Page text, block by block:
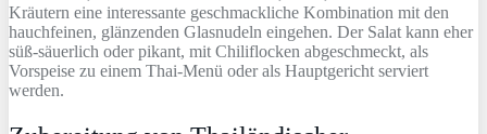
Kräutern eine interessante geschmackliche Kombination mit den
hauchfeinen, glänzenden Glasnudeln eingehen. Der Salat kann eher
süß-säuerlich oder pikant, mit Chiliflocken abgeschmeckt, als
Vorspeise zu einem Thai-Menü oder als Hauptgericht serviert
werden.